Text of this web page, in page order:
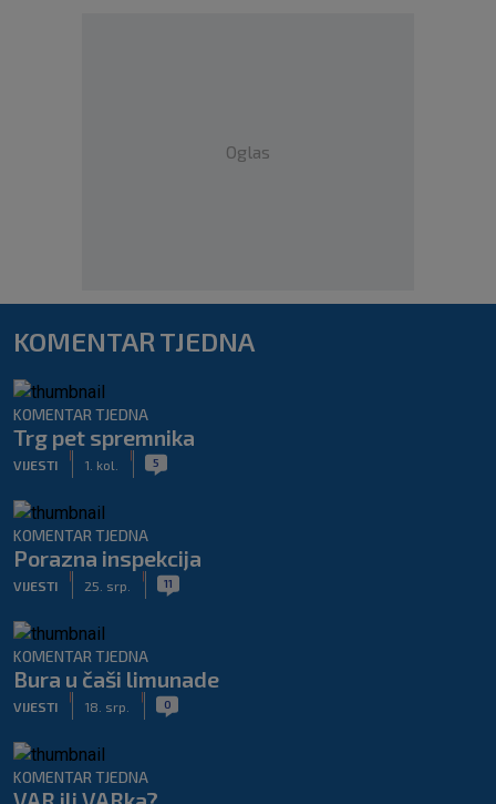
Oglas
KOMENTAR TJEDNA
KOMENTAR TJEDNA
Trg pet spremnika
VIJESTI 1. kol. 5
KOMENTAR TJEDNA
Porazna inspekcija
VIJESTI 25. srp. 11
KOMENTAR TJEDNA
Bura u čaši limunade
VIJESTI 18. srp. 0
KOMENTAR TJEDNA